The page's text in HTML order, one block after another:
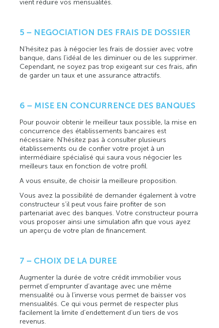
vient réduire vos mensualités.
5 – NEGOCIATION DES FRAIS DE DOSSIER
N’hésitez pas à négocier les frais de dossier avec votre
banque, dans l’idéal de les diminuer ou de les supprimer.
Cependant, ne soyez pas trop exigeant sur ces frais, afin
de garder un taux et une assurance attractifs.
6 – MISE EN CONCURRENCE DES BANQUES
Pour pouvoir obtenir le meilleur taux possible, la mise en
concurrence des établissements bancaires est
nécessaire. N’hésitez pas à consulter plusieurs
établissements ou de confier votre projet à un
intermédiaire spécialisé qui saura vous négocier les
meilleurs taux en fonction de votre profil.
A vous ensuite, de choisir la meilleure proposition.
Vous avez la possibilité de demander également à votre
constructeur s’il peut vous faire profiter de son
partenariat avec des banques. Votre constructeur pourra
vous proposer ainsi une simulation afin que vous ayez
un aperçu de votre plan de financement.
7 – CHOIX DE LA DUREE
Augmenter la durée de votre crédit immobilier vous
permet d’emprunter d’avantage avec une même
mensualité ou à l’inverse vous permet de baisser vos
mensualités. Ce qui vous permet de respecter plus
facilement la limite d’endettement d’un tiers de vos
revenus.